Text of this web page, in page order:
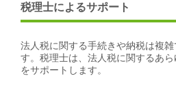
税理士によるサポート
法人税に関する手続きや納税は複
す。税理士は、法人税に関するあ
をサポートします。